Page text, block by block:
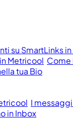
su SmartLinks
Metricool Come
tua Bio
I
in Inbox